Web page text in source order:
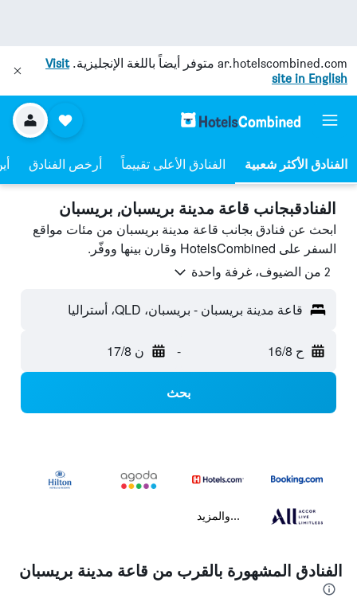
ar.hotelscombined.com متوفر أيضاً باللغة الإنجليزية.Visit
site in English
الفنادق الأعلى تقييماً أرخص الفنادق
الفنادقبجانب قاعة مدينة بريسبان, بريسبان
ابحث عن فنادق بجانب قاعة مدينة بريسبان من مئات مواقع
السفر على HotelsCombined وقارن بينها ووفّر.
2 من الضيوف، غرفة واحدة
قاعة مدينة بريسبان - بريسبان، QLD، أستراليا
ح 16/8 - ن 17/8
بحث
...والمزيد
الفنادق المشهورة بالقرب من قاعة مدينة بريسبان